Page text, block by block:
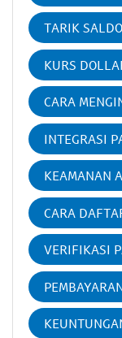
TARIK
KURS
CARA
INTEGRASI
KEAMANAN
CARA
VERIFIKASI